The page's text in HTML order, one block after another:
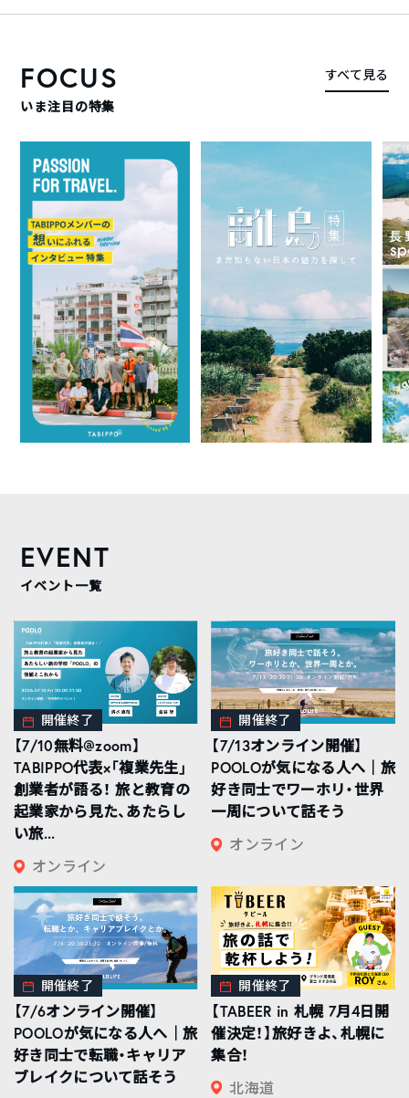
FOCUS
いま注目の特集
すべて見る
EVENT
イベント一覧
開催終了
【7/10無料@zoom】
TABIPPO代表×「複業先生」
創業者が語る！ 旅と教育の
起業家から見た、あたらし
い旅...
オンライン
開催終了
【7/13オンライン開催】
POOLOが気になる人へ｜旅
好き同士でワーホリ・世界
一周について話そう
オンライン
開催終了
【7/6オンライン開催】
POOLOが気になる人へ｜旅
好き同士で転職・キャリア
ブレイクについて話そう
開催終了
【TABEER in 札幌 7月4日開
催決定！】旅好きよ、札幌に
集合！
北海道